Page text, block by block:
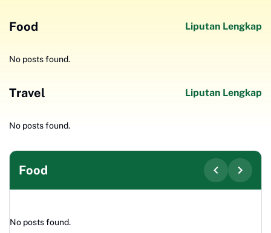
Food Liputan Lengkap
No posts found.
Travel Liputan Lengkap
No posts found.
Food
No posts found.